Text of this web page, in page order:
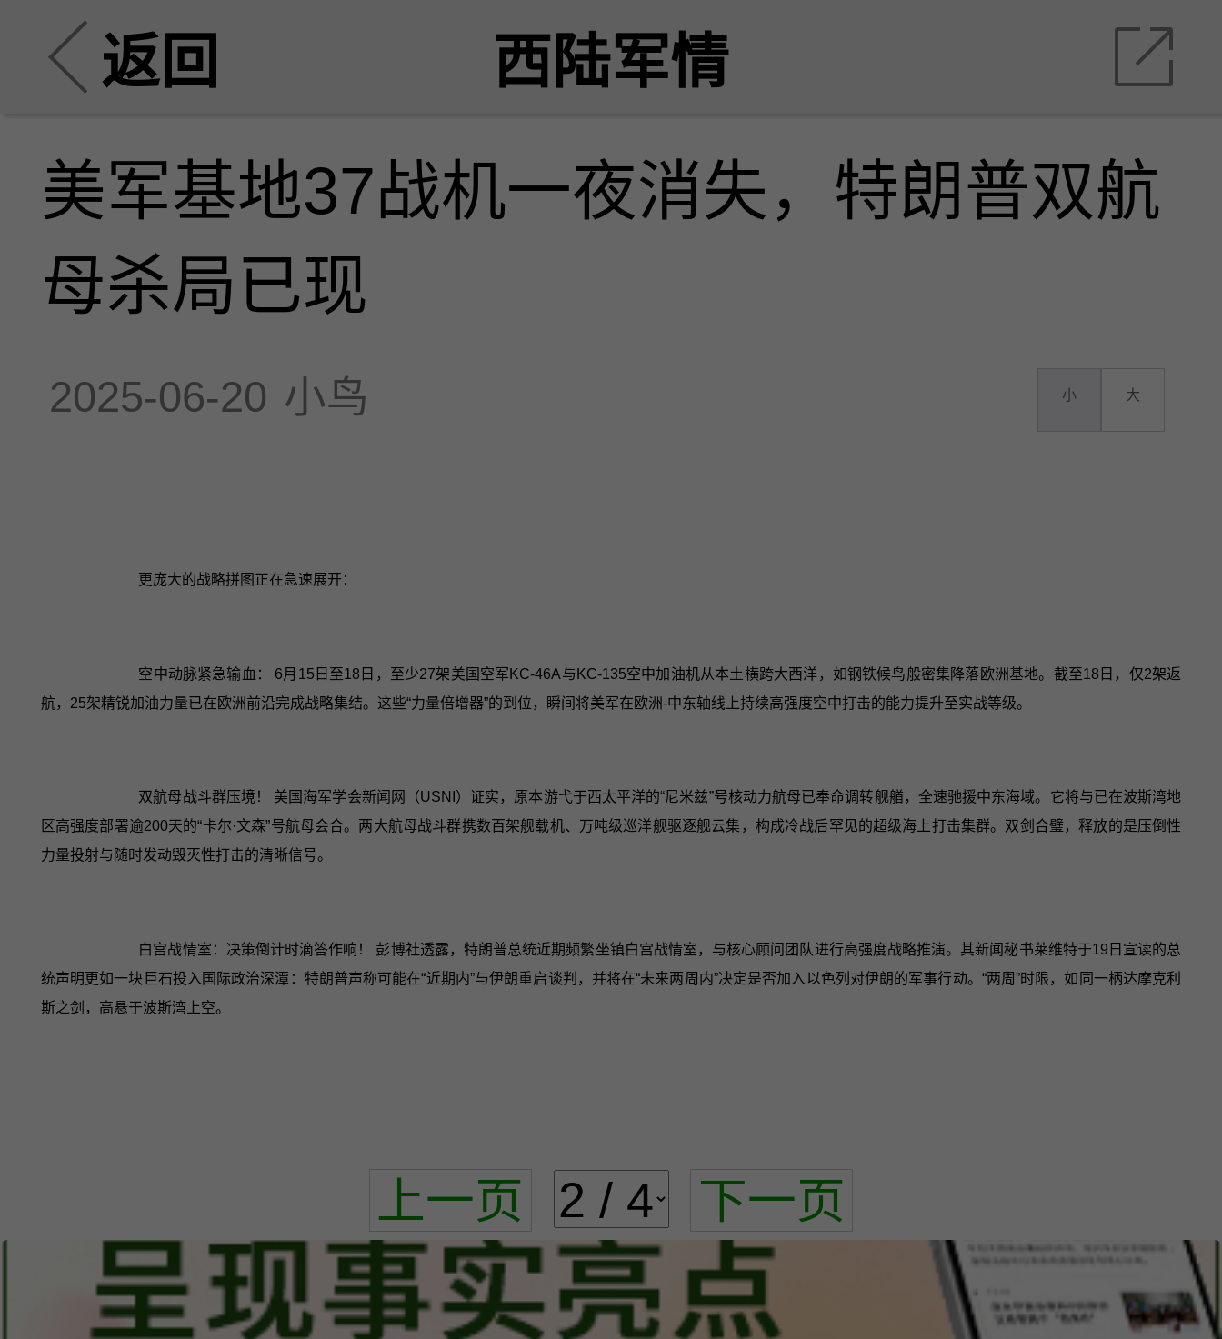
返回 西陆军情
美军基地37战机一夜消失，特朗普双航
母杀局已现
2025-06-20 小鸟 小 大
更庞大的战略拼图正在急速展开：
空中动脉紧急输血： 6月15日至18日，至少27架美国空军KC-46A与KC-135空中加油机从本土横跨大西洋，如钢铁候鸟般密集降落欧洲基地。截至18日，仅2架返
航，25架精锐加油力量已在欧洲前沿完成战略集结。这些“力量倍增器”的到位，瞬间将美军在欧洲-中东轴线上持续高强度空中打击的能力提升至实战等级。
双航母战斗群压境！ 美国海军学会新闻网（USNI）证实，原本游弋于西太平洋的“尼米兹”号核动力航母已奉命调转舰艏，全速驰援中东海域。它将与已在波斯湾地
区高强度部署逾200天的“卡尔·文森”号航母会合。两大航母战斗群携数百架舰载机、万吨级巡洋舰驱逐舰云集，构成冷战后罕见的超级海上打击集群。双剑合璧，释放的是压倒性
力量投射与随时发动毁灭性打击的清晰信号。
白宫战情室：决策倒计时滴答作响！ 彭博社透露，特朗普总统近期频繁坐镇白宫战情室，与核心顾问团队进行高强度战略推演。其新闻秘书莱维特于19日宣读的总
统声明更如一块巨石投入国际政治深潭：特朗普声称可能在“近期内”与伊朗重启谈判，并将在“未来两周内”决定是否加入以色列对伊朗的军事行动。“两周”时限，如同一柄达摩克利
斯之剑，高悬于波斯湾上空。
上一页 下一页